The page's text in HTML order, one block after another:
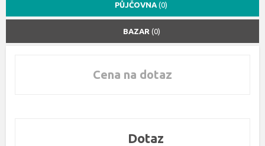
PŮJČOVNA (0)
BAZAR (0)
Cena na dotaz
Dotaz